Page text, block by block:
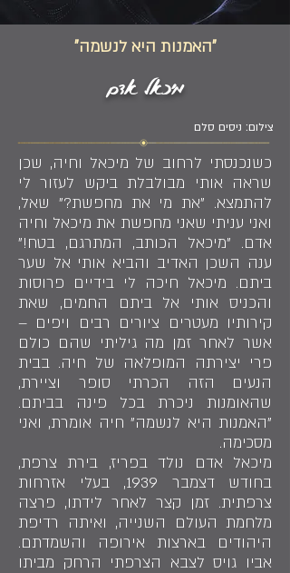
"האמנות היא לנשמה"
מיכאל אדם
צילום: ניסים סלם
כשנכנסתי לרחוב של מיכאל וחיה, שכן
שראה אותי מבולבלת ביקש לעזור לי
להתמצא. "את מי את מחפשת?" שאל,
ואני עניתי שאני מחפשת את מיכאל וחיה
אדם. "מיכאל הכותב, המתרגם, בטח!"
ענה השכן האדיב והביא אותי אל שער
ביתם. מיכאל חיכה לי בידיים פרוסות
והכניס אותי אל ביתם החמים, שאת
קירותיו מעטרים ציורים רבים ויפים –
אשר לאחר זמן מה גיליתי שהם כולם
פרי יצירתה המופלאה של חיה. בבית
הנעים הזה הכרתי סופר וציירת,
שהאומנות ניכרת בכל פינה בביתם.
"האמנות היא לנשמה" חיה אומרת, ואני
מסכימה.
מיכאל אדם נולד בפריז, בירת צרפת,
בחודש דצמבר 1939, בעלי אזרחות
צרפתית. זמן קצר לאחר לידתו, פרצה
מלחמת העולם השנייה, ואיתה רדיפת
היהודים בארצות אירופה והשמדתם.
אביו גויס לצבא הצרפתי הרחק מביתו